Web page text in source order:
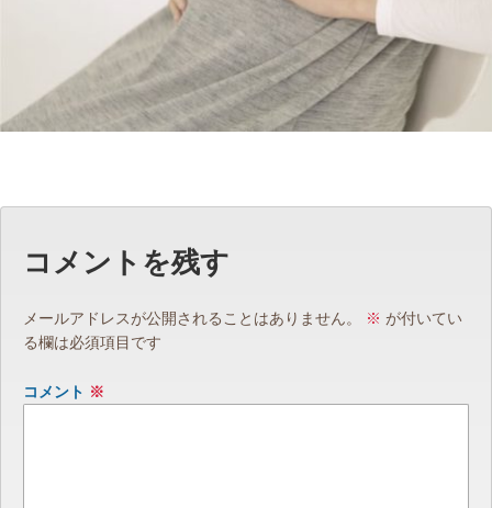
コメントを残す
メールアドレスが公開されることはありません。 ※ が付いてい
る欄は必須項目です
コメント ※